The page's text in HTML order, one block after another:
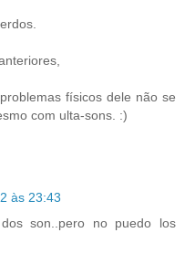
físicos dele não se
com ulta-sons. :)
às 23:43
son..pero no puedo los